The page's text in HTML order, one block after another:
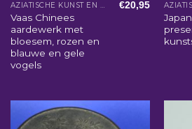
AZIATISCHE KUNST EN WOONACCESSOIRES
Vaas Chinees
aardewerk met
bloesem, rozen en
blauwe en gele
vogels
€20,95